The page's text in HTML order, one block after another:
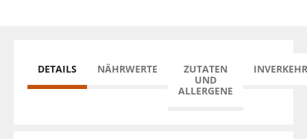
DETAILS NÄHRWERTE
ZUTATEN
UND
ALLERGENE